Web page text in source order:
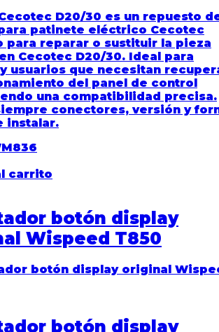
D20/30 es un repuesto
patinete eléctrico Cecotec
para reparar o sustituir la pieza
Cecotec D20/30. Ideal para
usuarios que necesitan
del panel de control
una compatibilidad precisa.
conectores, versión y
instalar.
carrito
botón display
Wispeed T850
botón display